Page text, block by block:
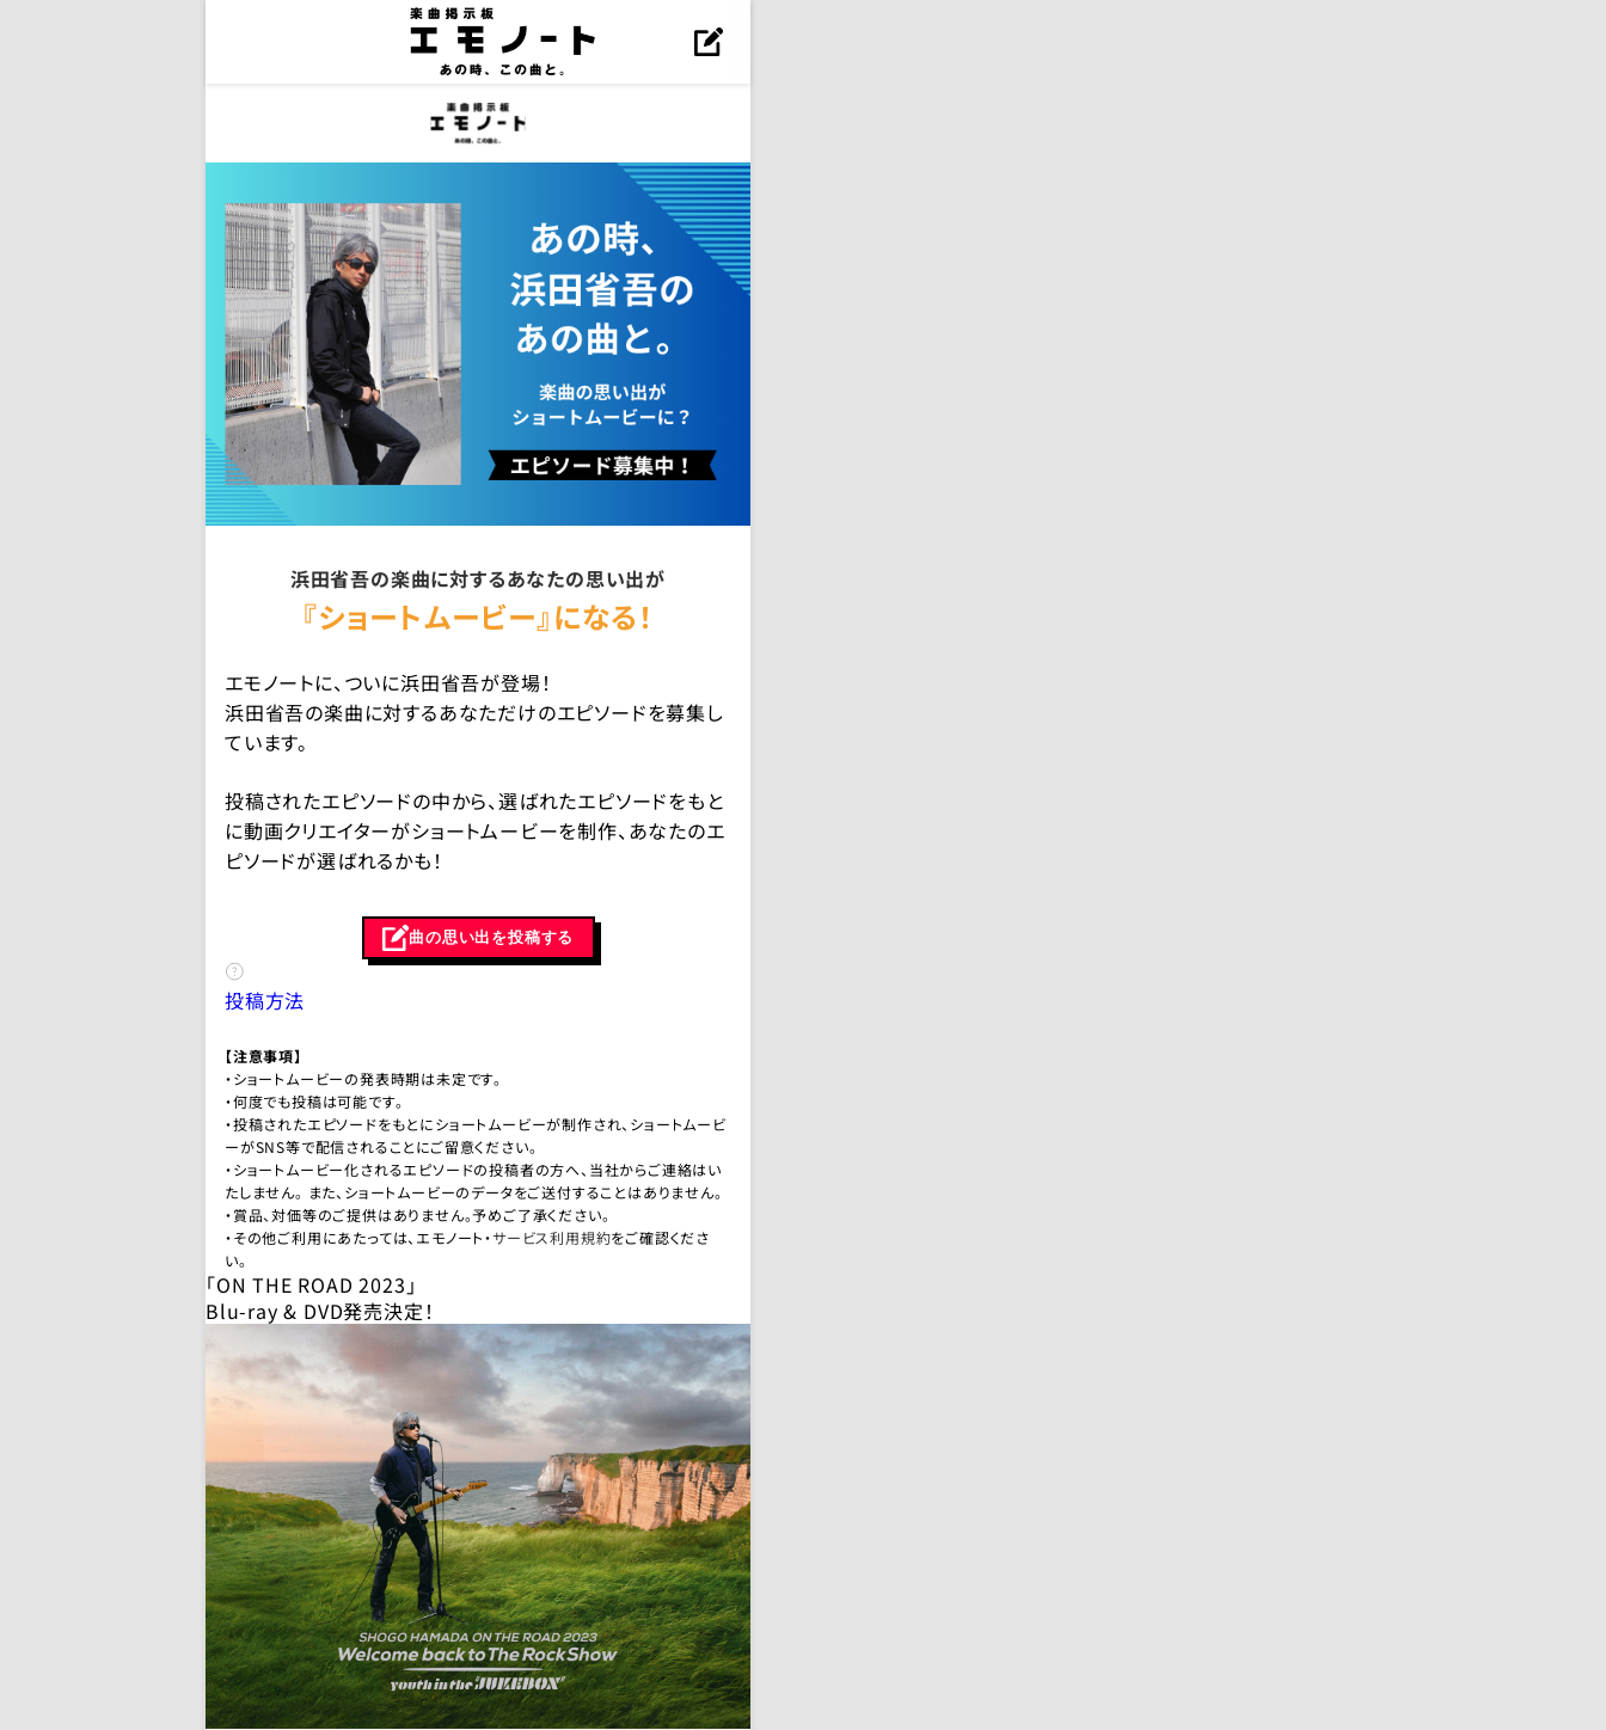
浜田省吾の楽曲に対するあなたの思い出が
『ショートムービー』になる！
エモノートに、ついに浜田省吾が登場！
浜田省吾の楽曲に対するあなただけのエピソードを募集し
ています。
投稿されたエピソードの中から、選ばれたエピソードをもと
に動画クリエイターがショートムービーを制作、あなたのエ
ピソードが選ばれるかも！
曲の思い出を投稿する
投稿方法
【注意事項】
・ショートムービーの発表時期は未定です。
・何度でも投稿は可能です。
・投稿されたエピソードをもとにショートムービーが制作され、ショートムービ
ーがSNS等で配信されることにご留意ください。
・ショートムービー化されるエピソードの投稿者の方へ、当社からご連絡はい
たしません。 また、ショートムービーのデータをご送付することはありません。
・賞品、対価等のご提供はありません。予めご了承ください。
・その他ご利用にあたっては、エモノート・サービス利用規約をご確認くださ
い。
「ON THE ROAD 2023」
Blu-ray & DVD発売決定！